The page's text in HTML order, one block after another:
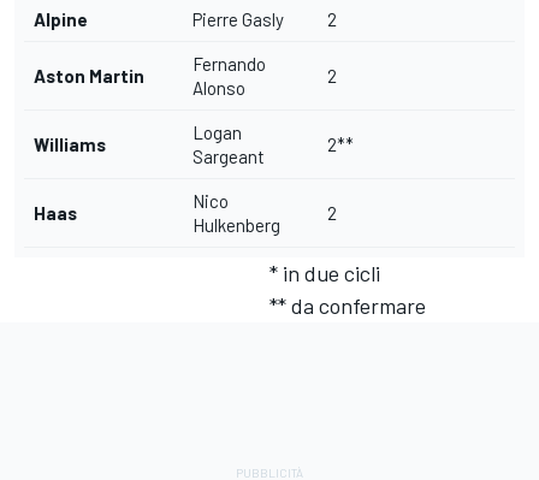
Alpine Pierre Gasly 2
Aston Martin
Fernando
Alonso
2
Williams
Logan
Sargeant
2**
Haas
Nico
Hulkenberg
2
* in due cicli
** da confermare